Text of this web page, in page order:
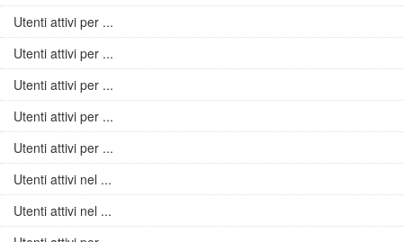
Utenti attivi per ...
Utenti attivi per ...
Utenti attivi per ...
Utenti attivi per ...
Utenti attivi per ...
Utenti attivi nel ...
Utenti attivi nel ...